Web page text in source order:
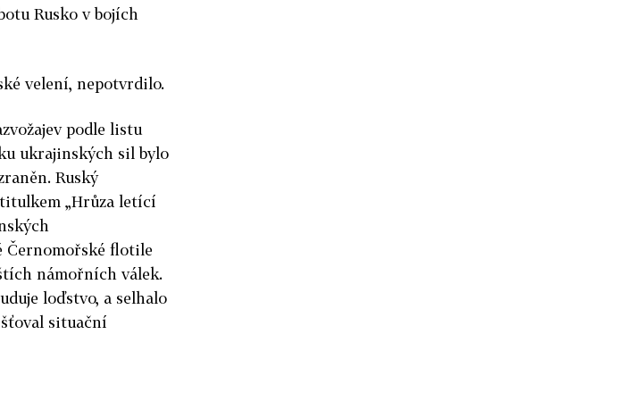
Rusko v bojích
velení, nepotvrdilo.
podle listu
ukrajinských sil bylo
Ruský
„Hrůza letící
Černomořské flotile
námořních válek.
loďstvo, a selhalo
situační